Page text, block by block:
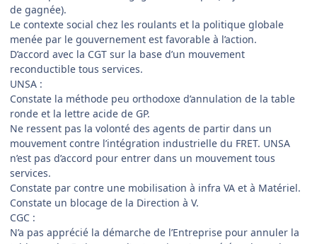
de gagnée).
Le contexte social chez les roulants et la politique globale
menée par le gouvernement est favorable à l’action.
D’accord avec la CGT sur la base d’un mouvement
reconductible tous services.
UNSA :
Constate la méthode peu orthodoxe d’annulation de la table
ronde et la lettre acide de GP.
Ne ressent pas la volonté des agents de partir dans un
mouvement contre l’intégration industrielle du FRET. UNSA
n’est pas d’accord pour entrer dans un mouvement tous
services.
Constate par contre une mobilisation à infra VA et à Matériel.
Constate un blocage de la Direction à V.
CGC :
N’a pas apprécié la démarche de l’Entreprise pour annuler la